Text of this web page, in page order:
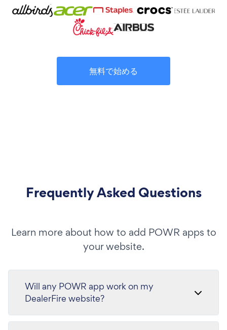
無料で始める
Frequently Asked Questions
Learn more about how to add POWR apps to
your website.
Will any POWR app work on my
DealerFire website?